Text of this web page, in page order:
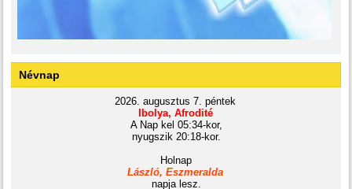
Névnap
2026. augusztus 7. péntek
Ibolya, Afrodité
A Nap kel 05:34-kor,
nyugszik 20:18-kor.
Holnap
László, Eszmeralda
napja lesz.